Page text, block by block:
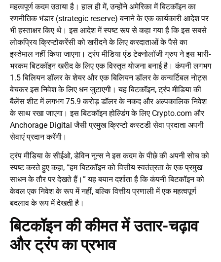
महत्वपूर्ण कदम उठाया है। हाल ही में, उन्होंने अमेरिका में बिटकॉइन का
रणनीतिक भंडार (strategic reserve) बनाने के एक कार्यकारी आदेश पर
भी हस्ताक्षर किए थे। इस आदेश में स्पष्ट रूप से कहा गया है कि इस सबसे
लोकप्रिय क्रिप्टोकरेंसी को खरीदने के लिए करदाताओं के पैसे का
इस्तेमाल नहीं किया जाएगा। ट्रंप मीडिया एंड टेक्नोलॉजी ग्रुप ने इस भारी-
भरकम बिटकॉइन खरीद के लिए एक विस्तृत योजना बनाई है। कंपनी लगभग
1.5 बिलियन डॉलर के शेयर और एक बिलियन डॉलर के कन्वर्टिबल नोट्स
बेचकर इस निवेश के लिए धन जुटाएगी। यह बिटकॉइन, ट्रंप मीडिया की
बैलेंस शीट में लगभग 75.9 करोड़ डॉलर के नकद और अल्पकालिक निवेश
के साथ रखा जाएगा। इस बिटकॉइन होल्डिंग के लिए Crypto.com और
Anchorage Digital जैसी प्रमुख क्रिप्टो कस्टडी सेवा प्रदाता अपनी
सेवाएं प्रदान करेंगी।
ट्रंप मीडिया के सीईओ, डेविन नून्स ने इस कदम के पीछे की अपनी सोच को
स्पष्ट करते हुए कहा, “हम बिटकॉइन को वित्तीय स्वतंत्रता के एक प्रमुख
साधन के तौर पर देखते हैं।” यह बयान दर्शाता है कि कंपनी बिटकॉइन को
केवल एक निवेश के रूप में नहीं, बल्कि वित्तीय प्रणाली में एक महत्वपूर्ण
बदलाव के रूप में देखती है।
बिटकॉइन की कीमत में उतार-चढ़ाव
और ट्रंप का प्रभाव